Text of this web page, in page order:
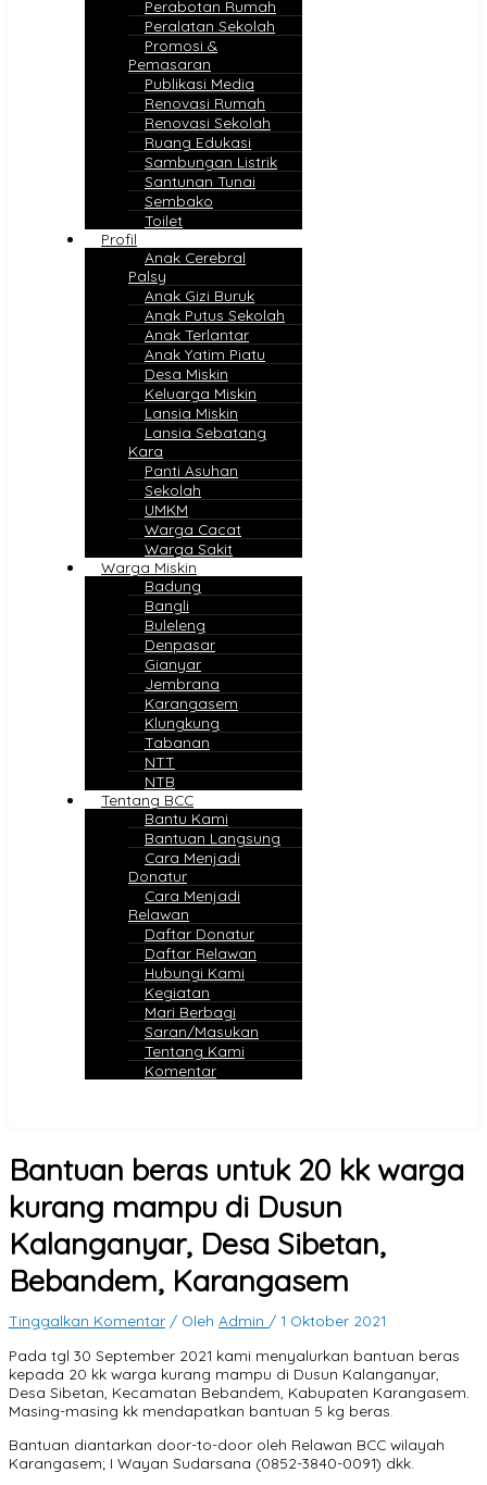
Perabotan Rumah
Peralatan Sekolah
Promosi &
Pemasaran
Publikasi Media
Renovasi Rumah
Renovasi Sekolah
Ruang Edukasi
Sambungan Listrik
Santunan Tunai
Sembako
Toilet
Profil
Anak Cerebral
Palsy
Anak Gizi Buruk
Anak Putus Sekolah
Anak Terlantar
Anak Yatim Piatu
Desa Miskin
Keluarga Miskin
Lansia Miskin
Lansia Sebatang
Kara
Panti Asuhan
Sekolah
UMKM
Warga Cacat
Warga Sakit
Warga Miskin
Badung
Bangli
Buleleng
Denpasar
Gianyar
Jembrana
Karangasem
Klungkung
Tabanan
NTT
NTB
Tentang BCC
Bantu Kami
Bantuan Langsung
Cara Menjadi
Donatur
Cara Menjadi
Relawan
Daftar Donatur
Daftar Relawan
Hubungi Kami
Kegiatan
Mari Berbagi
Saran/Masukan
Tentang Kami
Komentar
Bantuan beras untuk 20 kk warga
kurang mampu di Dusun
Kalanganyar, Desa Sibetan,
Bebandem, Karangasem
Tinggalkan Komentar / Oleh Admin / 1 Oktober 2021
Pada tgl 30 September 2021 kami menyalurkan bantuan beras
kepada 20 kk warga kurang mampu di Dusun Kalanganyar,
Desa Sibetan, Kecamatan Bebandem, Kabupaten Karangasem.
Masing-masing kk mendapatkan bantuan 5 kg beras.
Bantuan diantarkan door-to-door oleh Relawan BCC wilayah
Karangasem; I Wayan Sudarsana (0852-3840-0091) dkk.